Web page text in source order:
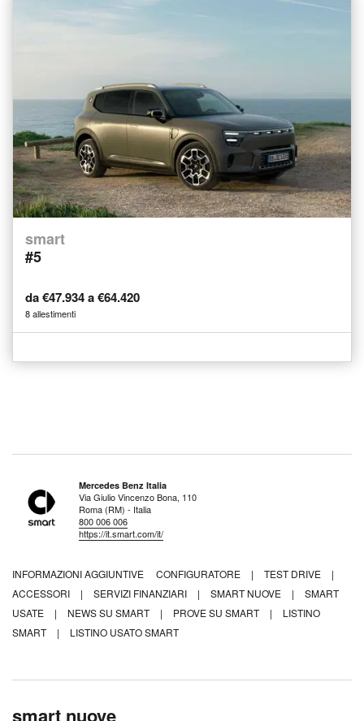
smart
#5
da €47.934 a €64.420
8 allestimenti
Mercedes Benz Italia
Via Giulio Vincenzo Bona, 110
Roma (RM) - Italia
800 006 006
https://it.smart.com/it/
INFORMAZIONI AGGIUNTIVE CONFIGURATORE | TEST DRIVE
|
ACCESSORI
| SERVIZI FINANZIARI | SMART NUOVE |
SMART
USATE
| NEWS SU SMART | PROVE SU SMART |
LISTINO
SMART
| LISTINO USATO SMART
smart nuove